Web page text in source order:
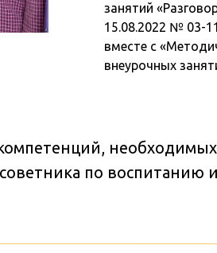
занятий
15.08.2022 № 03-
вместе с
внеурочных
по воспитанию